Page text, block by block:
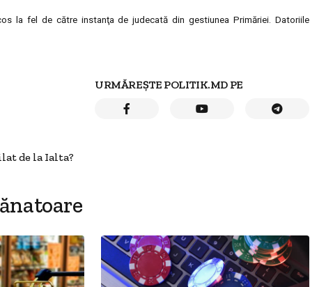
la fel de către instanţa de judecată din gestiunea Primăriei. Datoriile
URMĂREȘTE POLITIK.MD PE
de la Ialta?